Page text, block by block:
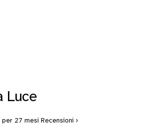
Luce
per 27 mesi Recensioni ›